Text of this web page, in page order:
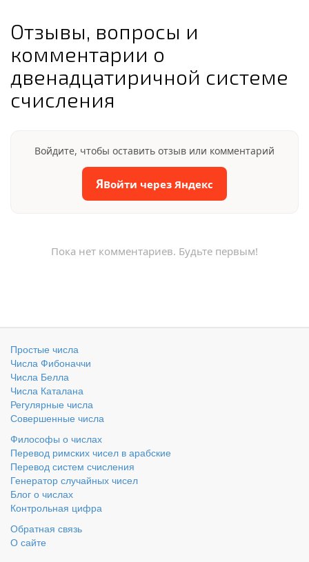
Отзывы, вопросы и
комментарии о
двенадцатиричной системе
счисления
Войдите, чтобы оставить отзыв или комментарий
ЯВойти через Яндекс
Пока нет комментариев. Будьте первым!
Простые числа
Числа Фибоначчи
Числа Белла
Числа Каталана
Регулярные числа
Совершенные числа
Философы о числах
Перевод римских чисел в арабские
Перевод систем счисления
Генератор случайных чисел
Блог о числах
Контрольная цифра
Обратная связь
О сайте